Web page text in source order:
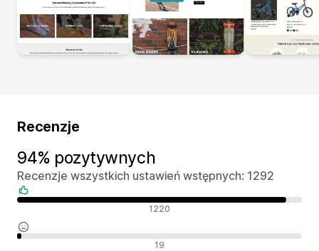
Recenzje
94% pozytywnych
Recenzje wszystkich ustawień wstępnych: 1292
Pozytywne recenzje 1220
Neutralne recenzje 19